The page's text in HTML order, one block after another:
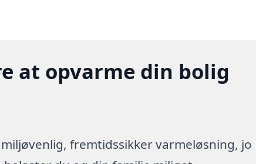
at opvarme din bolig
fremtidssikker varmeløsning, jo